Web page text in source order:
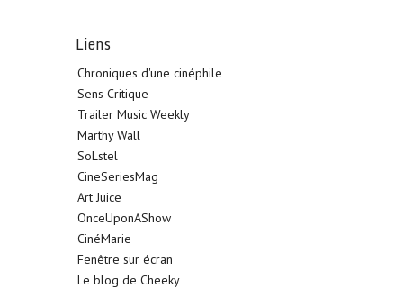
Liens
Chroniques d'une cinéphile
Sens Critique
Trailer Music Weekly
Marthy Wall
SoLstel
CineSeriesMag
Art Juice
OnceUponAShow
CinéMarie
Fenêtre sur écran
Le blog de Cheeky